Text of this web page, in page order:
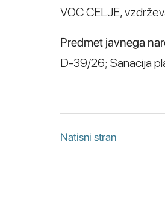
VOC CELJE,
Predmet javnega
D-39/26; Sanacija
Natisni stran